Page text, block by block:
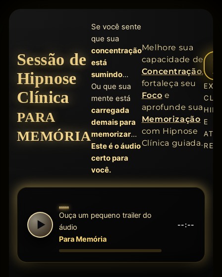
Sessão de
Hipnose
Clínica
PARA
MEMÓRIA
Se você sente
que sua
concentração
está
sumindo…
Ou que sua
mente está
carregada
demais para
memorizar…
Este é o áudio
certo para
você.
Melhore sua
capacidade de
Concentração,
fortaleça seu
Foco e
aprofunde sua
Memorização
com Hipnose
Clínica guiada.
E
►
Ouça um pequeno trailer do
áudio
Para Memória
--:--